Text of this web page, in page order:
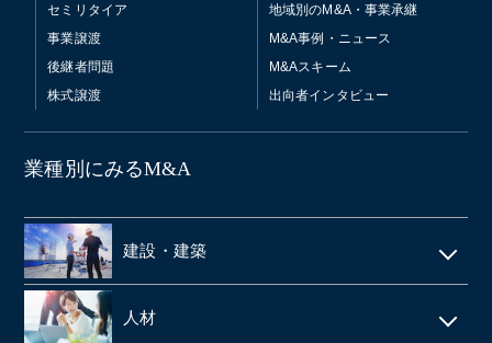
セミリタイア
事業譲渡
後継者問題
株式譲渡
地域別のM&A・事業承継
M&A事例・ニュース
M&Aスキーム
出向者インタビュー
業種別にみるM&A
建設・建築
電気工事・管工事
人材